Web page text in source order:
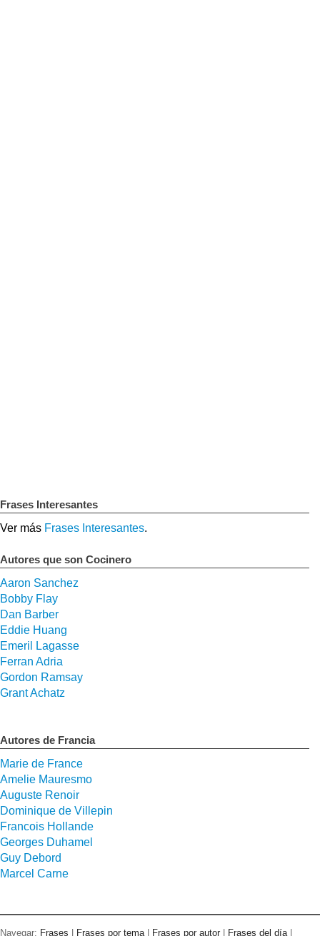
Frases Interesantes
Ver más Frases Interesantes.
Autores que son Cocinero
Aaron Sanchez
Bobby Flay
Dan Barber
Eddie Huang
Emeril Lagasse
Ferran Adria
Gordon Ramsay
Grant Achatz
Autores de Francia
Marie de France
Amelie Mauresmo
Auguste Renoir
Dominique de Villepin
Francois Hollande
Georges Duhamel
Guy Debord
Marcel Carne
Navegar: Frases Frases por tema| Frases por autor Frases del día|